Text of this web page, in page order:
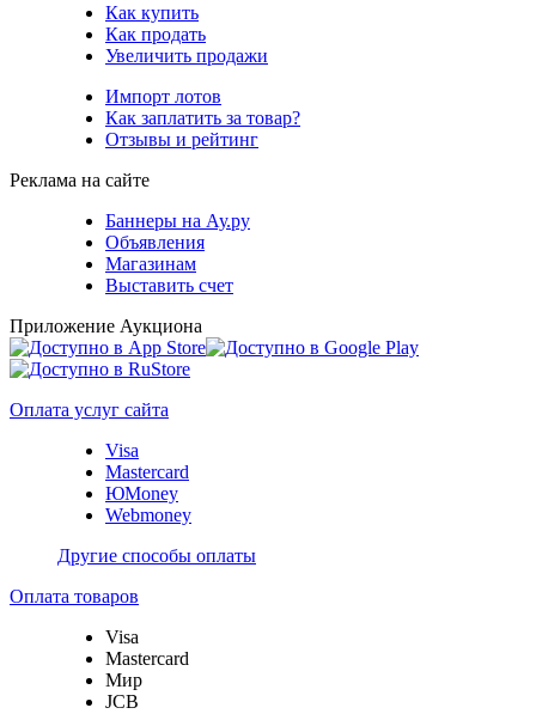
Как купить
Как продать
Увеличить продажи
Импорт лотов
Как заплатить за товар?
Отзывы и рейтинг
Реклама на сайте
Баннеры на Ау.ру
Объявления
Магазинам
Выставить счет
Приложение Аукциона
Оплата услуг сайта
Visa
Mastercard
ЮMoney
Webmoney
Другие способы оплаты
Оплата товаров
Visa
Mastercard
Мир
JCB